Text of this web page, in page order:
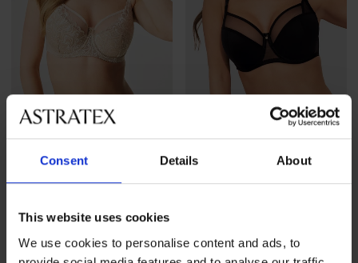
Consent Details About
This website uses cookies
We use cookies to personalise content and ads, to
4,9
Bh Evolution I half-
4,8
BESTSELLER